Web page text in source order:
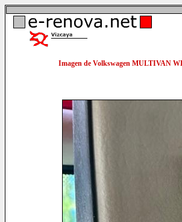
Imagen de Volkswagen MULTIVAN